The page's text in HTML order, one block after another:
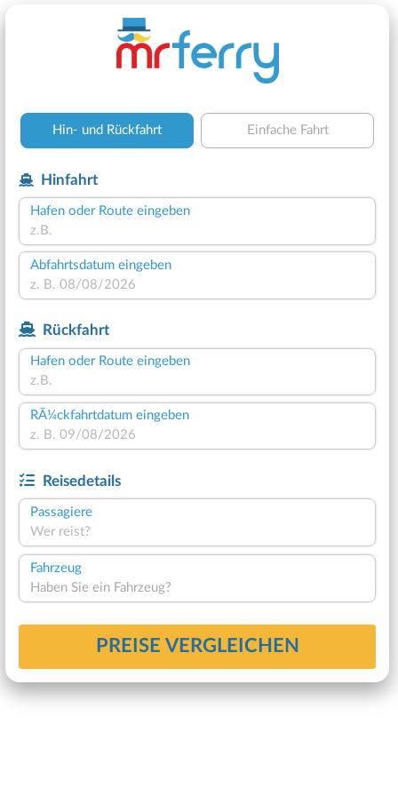
Hin- und Rückfahrt Einfache Fahrt
Hinfahrt
Hafen oder Route eingeben
Abfahrtsdatum eingeben
Rückfahrt
Hafen oder Route eingeben
RÃ¼ckfahrtdatum eingeben
Reisedetails
Passagiere
Wer reist?
Fahrzeug
Haben Sie ein Fahrzeug?
PREISE VERGLEICHEN